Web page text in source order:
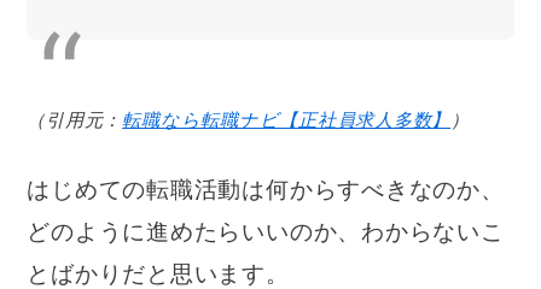
（引用元：転職なら転職ナビ【正社員求人多数】 ）
はじめての転職活動は何からすべきなのか、
どのように進めたらいいのか、わからないこ
とばかりだと思います。